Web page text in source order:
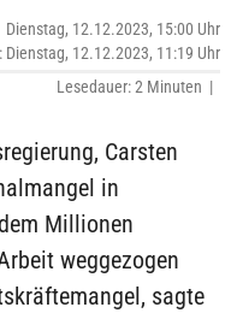
Dienstag, 12.12.2023, 15:00 Uhr
12.12.2023, 11:19 Uhr
Lesedauer: 2 Minuten |
Carsten
in
Millionen
weggezogen
sagte